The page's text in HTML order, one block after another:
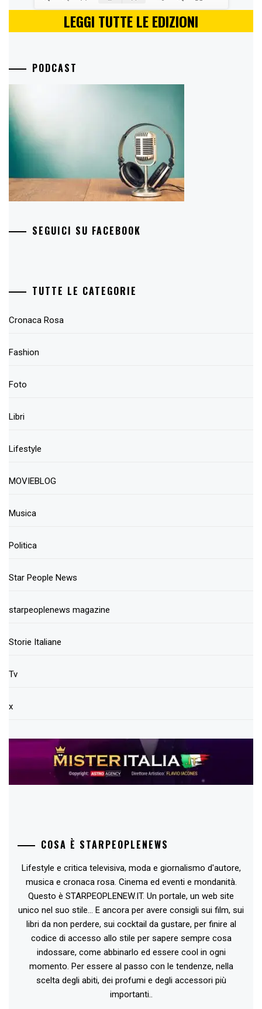
LEGGI TUTTE LE EDIZIONI
PODCAST
SEGUICI SU FACEBOOK
TUTTE LE CATEGORIE
Cronaca Rosa
Fashion
Foto
Libri
Lifestyle
MOVIEBLOG
Musica
Politica
Star People News
starpeoplenews magazine
Storie Italiane
Tv
x
COSA È STARPEOPLENEWS
Lifestyle e critica televisiva, moda e giornalismo d'autore,
musica e cronaca rosa. Cinema ed eventi e mondanità.
Questo è STARPEOPLENEW.IT. Un portale, un web site
unico nel suo stile... E ancora per avere consigli sui film, sui
libri da non perdere, sui cocktail da gustare, per finire al
codice di accesso allo stile per sapere sempre cosa
indossare, come abbinarlo ed essere cool in ogni
momento. Per essere al passo con le tendenze, nella
scelta degli abiti, dei profumi e degli accessori più
importanti..